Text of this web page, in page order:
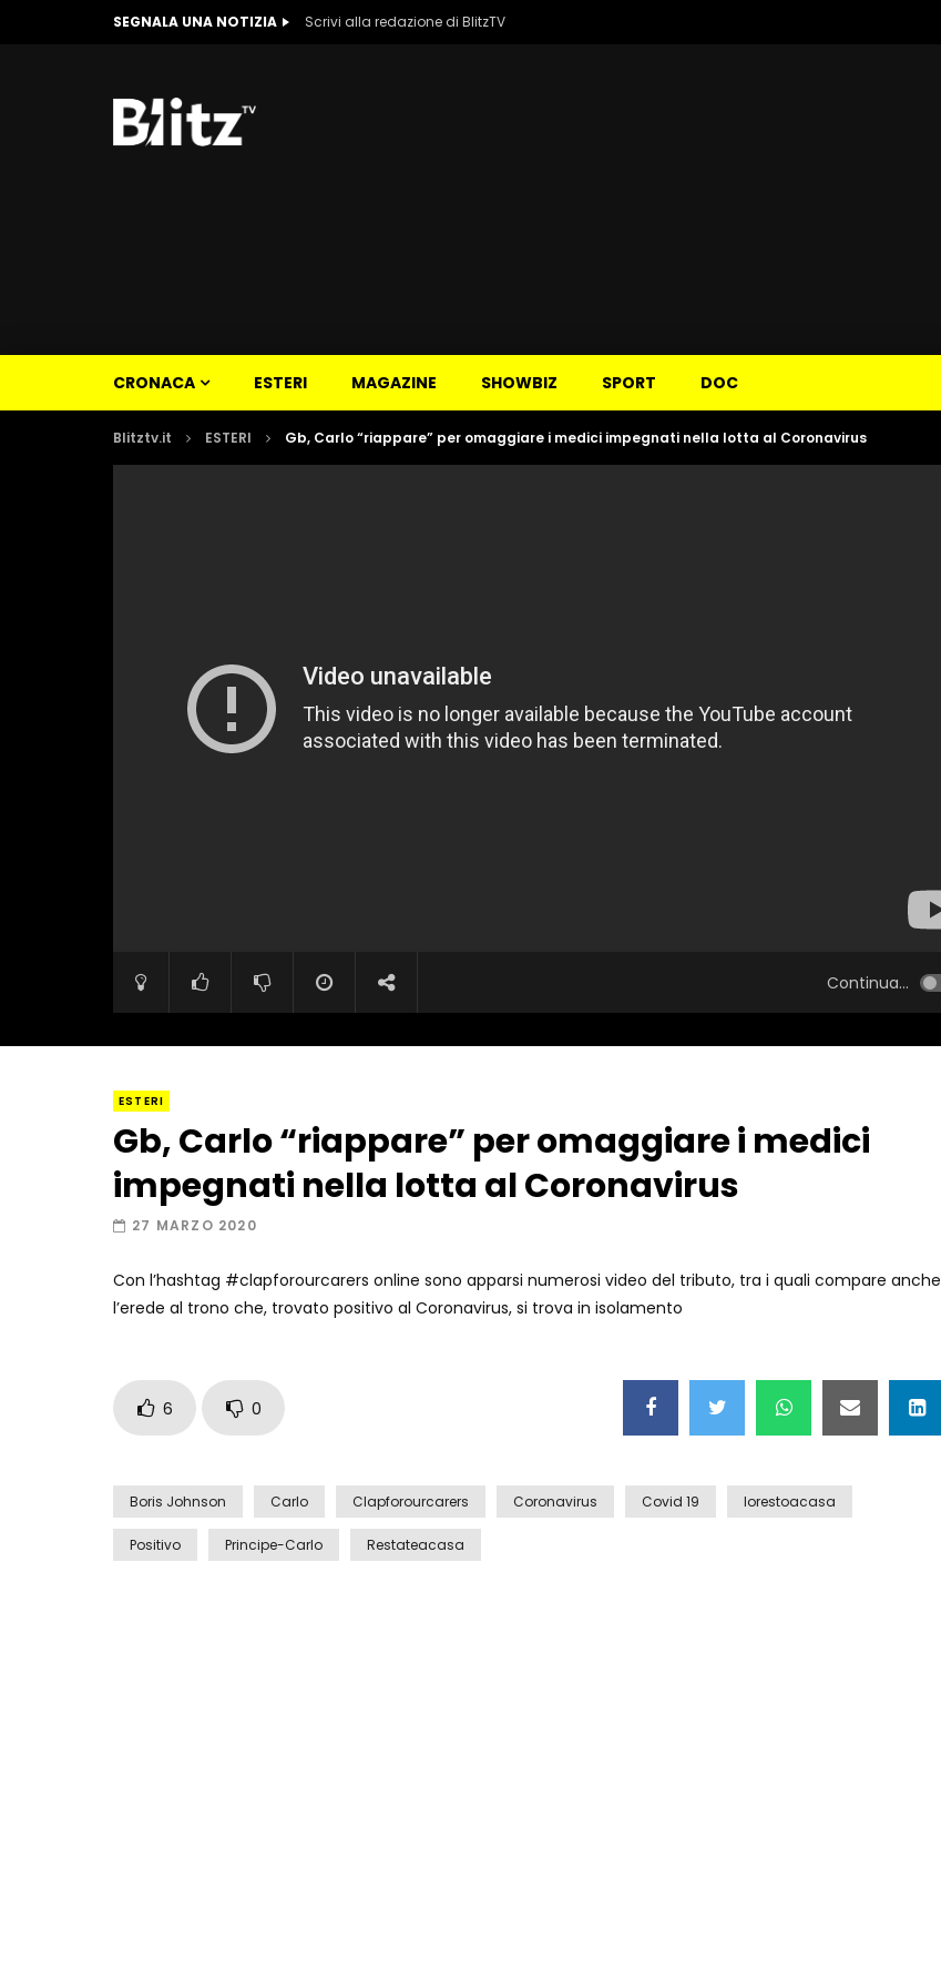
SEGNALA UNA NOTIZIA Scrivi alla redazione di BlitzTV
CRONACA ESTERI MAGAZINE SHOWBIZ SPORT DOC
Blitztv.it ESTERI Gb, Carlo “riappare” per omaggiare i medici impegnati nella lotta al Coronavirus
Continua...
ESTERI
Gb, Carlo “riappare” per omaggiare i medici
impegnati nella lotta al Coronavirus
27 MARZO 2020
Con l’hashtag #clapforourcarers online sono apparsi numerosi video del tributo, tra i quali compare anche
l’erede al trono che, trovato positivo al Coronavirus, si trova in isolamento
6 0
Boris Johnson Carlo Clapforourcarers Coronavirus Covid 19 Iorestoacasa
Positivo Principe-Carlo Restateacasa